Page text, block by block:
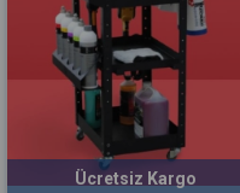
Ücretsiz Kargo